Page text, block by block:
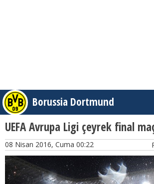
Borussia Dortmund
UEFA Avrupa Ligi çeyrek final
08 Nisan 2016, Cuma 00:22